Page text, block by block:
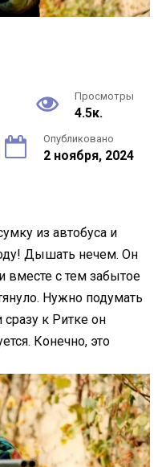
Просмотры
4.5к.
Опубликовано
2 ноября, 2024
из автобуса и
Дышать нечем. Он
вместе с тем забытое
Нужно подумать
сразу к Ритке он
Конечно, это